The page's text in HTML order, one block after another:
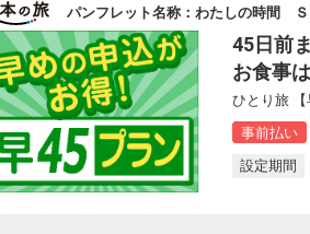
パンフレット名称：わたしの時間
45日前
お食事
ひとり旅
事前払い
設定期間